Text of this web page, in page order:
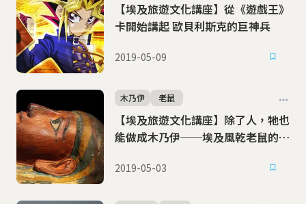
【埃及旅遊文化講座】從《遊戲王》
卡開始講起 歐貝利斯克的巨神兵
2019-05-09
【埃及旅遊文化講座】除了人，牠也
能做成木乃伊──埃及風乾老鼠的秘
木乃伊 老鼠
2019-05-03